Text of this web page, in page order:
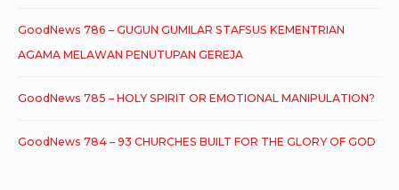
GoodNews 786 – GUGUN GUMILAR STAFSUS KEMENTRIAN
AGAMA MELAWAN PENUTUPAN GEREJA
GoodNews 785 – HOLY SPIRIT OR EMOTIONAL MANIPULATION?
GoodNews 784 – 93 CHURCHES BUILT FOR THE GLORY OF GOD